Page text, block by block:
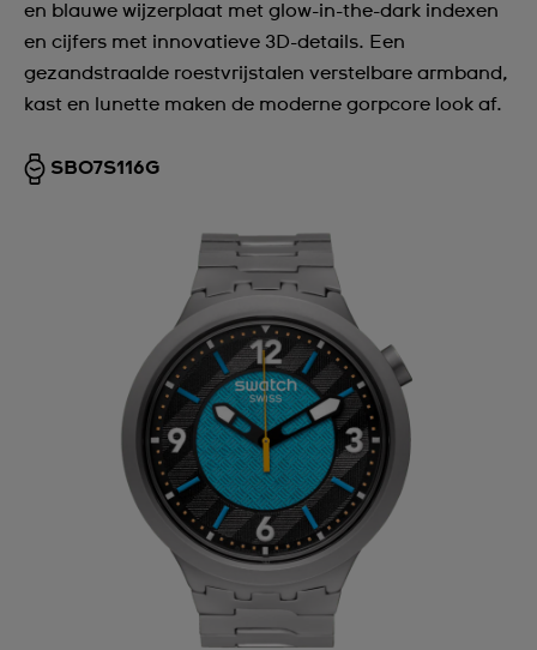
en blauwe wijzerplaat met glow-in-the-dark indexen
en cijfers met innovatieve 3D-details. Een
gezandstraalde roestvrijstalen verstelbare armband,
kast en lunette maken de moderne gorpcore look af.
SB07S116G